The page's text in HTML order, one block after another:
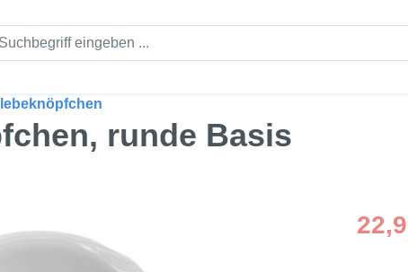
runde Basis